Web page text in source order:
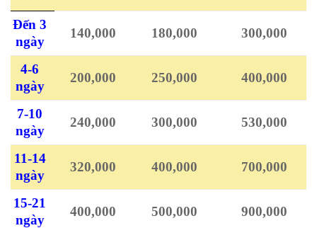
Đến 3
ngày
140,000 180,000 300,000
4-6
ngày
200,000 250,000 400,000
7-10
ngày
240,000 300,000 530,000
11-14
ngày
320,000 400,000 700,000
15-21
ngày
400,000 500,000 900,000